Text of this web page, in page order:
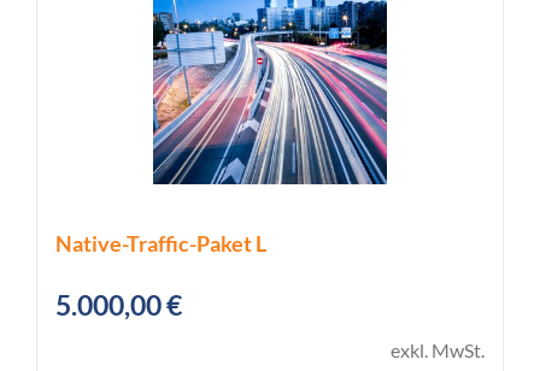
Native-Traffic-Paket L
5.000,00€
exkl. MwSt.